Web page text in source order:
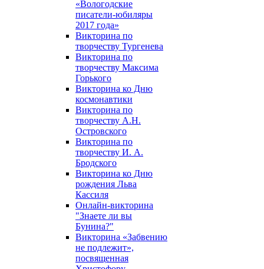
«Вологодские
писатели-юбиляры
2017 года»
Викторина по
творчеству Тургенева
Викторина по
творчеству Максима
Горького
Викторина ко Дню
космонавтики
Викторина по
творчеству А.Н.
Островского
Викторина по
творчеству И. А.
Бродского
Викторина ко Дню
рождения Льва
Кассиля
Онлайн-викторина
"Знаете ли вы
Бунина?"
Викторина «Забвению
не подлежит»,
посвященная